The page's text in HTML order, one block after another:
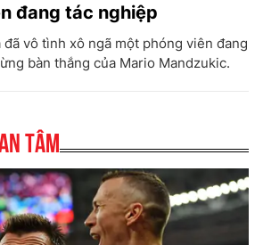
đang tác nghiệp
đã vô tình xô ngã một phóng viên đang
bàn thắng của Mario Mandzukic.
tâm